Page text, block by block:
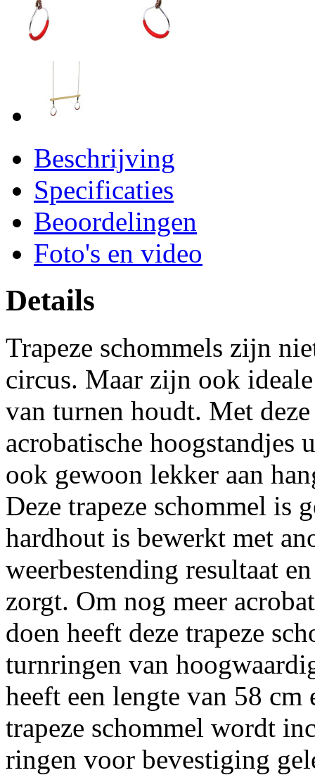
Beschrijving
Specificaties
Beoordelingen
Foto's en video
Details
Trapeze schommels zijn
circus. Maar zijn ook
van turnen houdt. Met
acrobatische
ook gewoon lekker aan
Deze trapeze schommel is
hardhout is bewerkt met
weerbestending resultaat
zorgt. Om nog meer
doen heeft deze trapeze
turnringen van
heeft een lengte van 58 cm
trapeze schommel wordt
ringen voor bevestiging